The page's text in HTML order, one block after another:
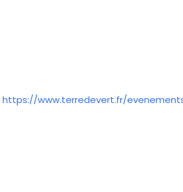
https://www.terredevert.fr/